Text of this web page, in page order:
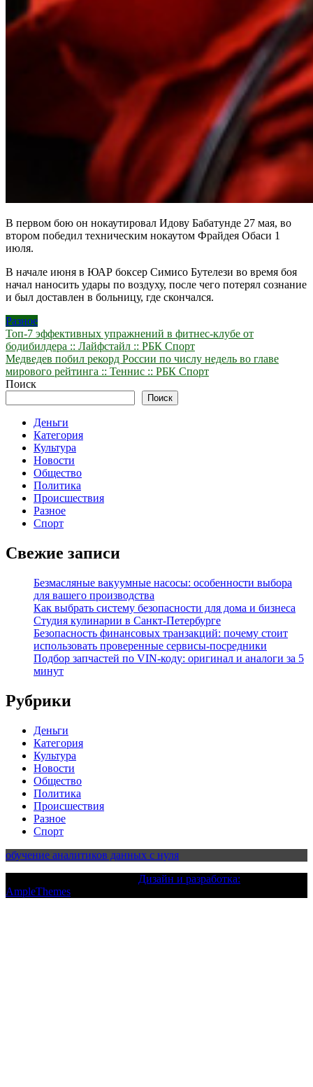
В первом бою он нокаутировал Идову Бабатунде 27 мая, во
втором победил техническим нокаутом Фрайдея Обаси 1
июля.
В начале июня в ЮАР боксер Симисо Бутелези во время боя
начал наносить удары по воздуху, после чего потерял сознание
и был доставлен в больницу, где скончался.
Разное
Навигация
по
записям
Топ-7 эффективных упражнений в фитнес-клубе от
бодибилдера :: Лайфстайл :: РБК Спорт
Медведев побил рекорд России по числу недель во главе
мирового рейтинга :: Теннис :: РБК Спорт
Поиск
Поиск
Деньги
Категория
Культура
Новости
Общество
Политика
Происшествия
Разное
Спорт
Свежие записи
Безмасляные вакуумные насосы: особенности выбора
для вашего производства
Как выбрать систему безопасности для дома и бизнеса
Студия кулинарии в Санкт-Петербурге
Безопасность финансовых транзакций: почему стоит
использовать проверенные сервисы-посредники
Подбор запчастей по VIN-коду: оригинал и аналоги за 5
минут
Рубрики
Деньги
Категория
Культура
Новости
Общество
Политика
Происшествия
Разное
Спорт
обучение аналитиков данных с нуля
Дизайн и разработка:
AmpleThemes